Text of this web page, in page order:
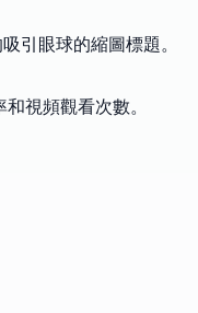
引眼球的縮圖標題。
視頻觀看次數。